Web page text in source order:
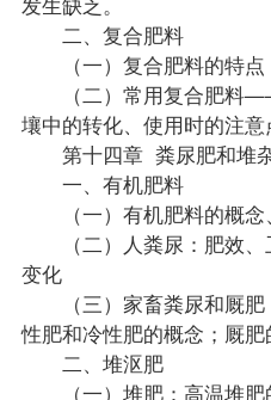
二、复合肥料
（一）复合肥料的特点
（二）常用复合肥料
壤中的转化、使用时的注意
第十四章 粪尿肥和堆
一、有机肥料
（一）有机肥料的概念
（二）人粪尿：肥效、
变化
（三）家畜粪尿和厩肥
性肥和冷性肥的概念；厩肥
二、堆沤肥
（一）堆肥：高温堆肥